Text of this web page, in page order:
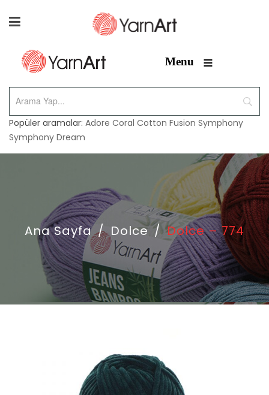
Menu ≡
Popüler aramalar: Adore Coral Cotton Fusion Symphony
Symphony Dream
Ana Sayfa / Dolce / Dolce – 774